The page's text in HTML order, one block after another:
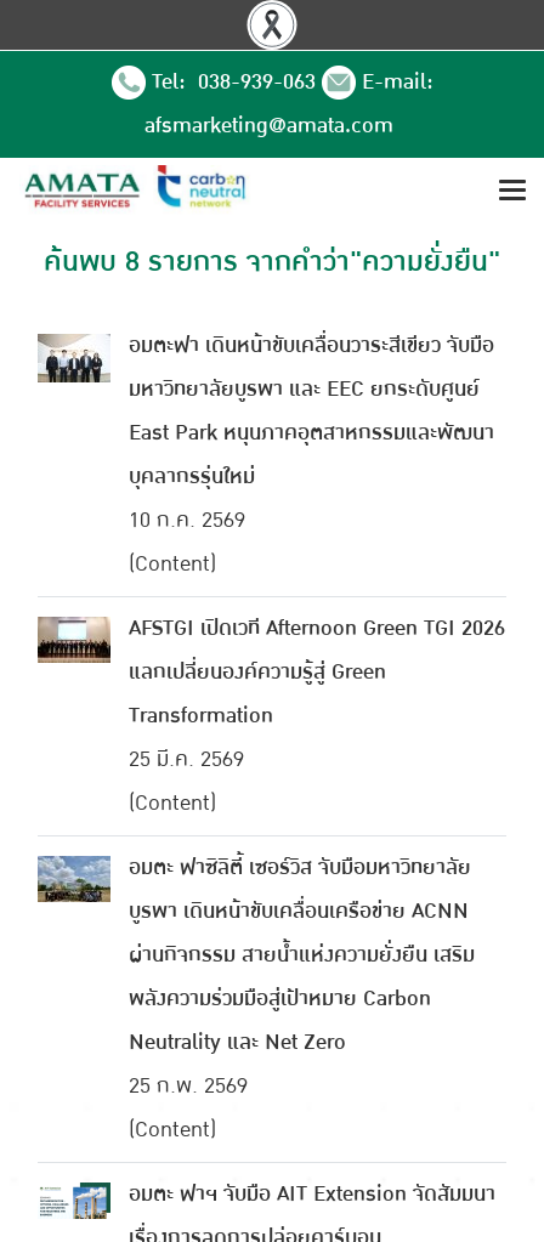
Tel: 038-939-063
E-mail:
afsmarketing@amata.com
ค้นพบ 8 รายการ จากคำว่า"ความยั่งยืน"
อมตะฟา เดินหน้าขับเคลื่อนวาระสีเขียว จับมือ
มหาวิทยาลัยบูรพา และ EEC ยกระดับศูนย์
East Park หนุนภาคอุตสาหกรรมและพัฒนา
บุคลากรรุ่นใหม่
10 ก.ค. 2569
(Content)
AFSTGI เปิดเวที Afternoon Green TGI 2026
แลกเปลี่ยนองค์ความรู้สู่ Green
Transformation
25 มี.ค. 2569
(Content)
อมตะ ฟาซิลิตี้ เซอร์วิส จับมือมหาวิทยาลัย
บูรพา เดินหน้าขับเคลื่อนเครือข่าย ACNN
ผ่านกิจกรรม สายน้ำแห่งความยั่งยืน เสริม
พลังความร่วมมือสู่เป้าหมาย Carbon
Neutrality และ Net Zero
25 ก.พ. 2569
(Content)
อมตะ ฟาฯ จับมือ AIT Extension จัดสัมมนา